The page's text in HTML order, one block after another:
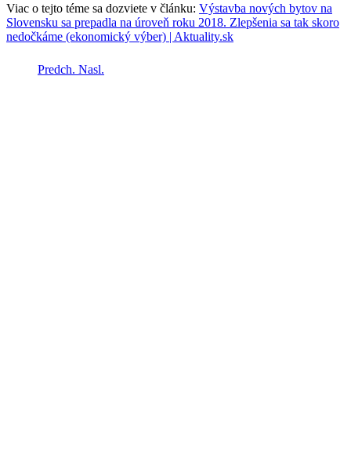
Viac o tejto téme sa dozviete v článku: Výstavba nových bytov na
Slovensku sa prepadla na úroveň roku 2018. Zlepšenia sa tak skoro
nedočkáme (ekonomický výber) | Aktuality.sk
Predch. Nasl.